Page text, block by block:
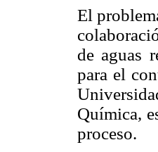
El
de aguas
para el
Química,
proceso.